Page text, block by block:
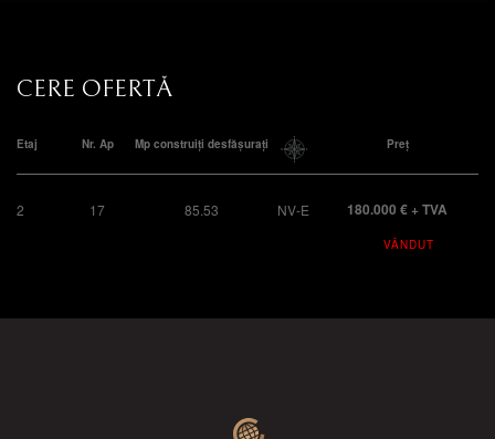
CERE OFERTĂ
Etaj Nr. Ap Mp construiți desfășurați Preț
2 17 85.53 NV-E 180.000 € + TVA
VÂNDUT